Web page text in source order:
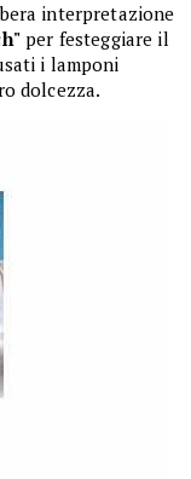
interpretazione
per festeggiare il
i lamponi
dolcezza.